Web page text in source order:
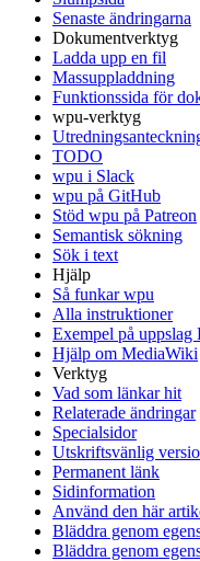
Senaste ändringarna
Dokumentverktyg
Ladda upp en fil
Massuppladdning
Funktionssida för
wpu-verktyg
TODO
wpu i Slack
wpu på GitHub
Stöd wpu på Patreon
Semantisk sökning
Sök i text
Hjälp
Så funkar wpu
Alla instruktioner
Exempel på uppslag
Hjälp om MediaWiki
Verktyg
Vad som länkar hit
Relaterade ändringar
Specialsidor
Utskriftsvänlig
Permanent länk
Sidinformation
Använd den här
Bläddra genom
Bläddra genom